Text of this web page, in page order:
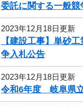
委託に関する一般競
2023年12月18日更新
【建設工事】単砂
争入札公告
2023年12月18日更新
令和6年度 岐阜県